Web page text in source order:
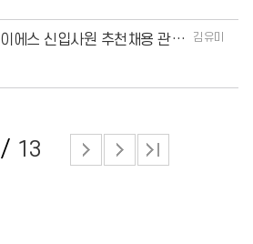
[추천채용] (주)엘오티씨이에스 신입사원 추천채용 관련 홍보 안내
김유미
13